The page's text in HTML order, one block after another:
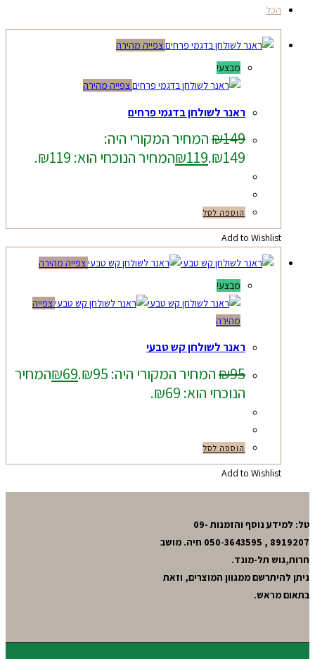
הכל
צפייה מהירה
מבצע!
צפייה מהירה
ראנר לשולחן בדגמי פרחים
₪149
המחיר המקורי היה:
₪149.
₪119 המחיר הנוכחי הוא: ₪119.
הוספה לסל
Add to Wishlist
צפייה מהירה
מבצע!
צפייה
מהירה
ראנר לשולחן קש טבעי
₪95 המחיר המקורי היה: ₪95. ₪69
המחיר
הנוכחי הוא: ₪69.
הוספה לסל
Add to Wishlist
טל: למידע נוסף והזמנות 09-
8919207 , 050-3643595 חיה. מושב
חרות,גוש תל-מונד.
ניתן להיתרשם ממגוון המוצרים, וזאת
בתאום מראש.